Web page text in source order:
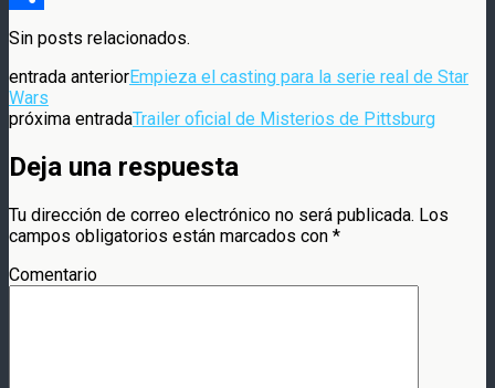
Compartir
Sin posts relacionados.
entrada anteriorEmpieza el casting para la serie real de Star
Wars
próxima entradaTrailer oficial de Misterios de Pittsburg
Deja una respuesta
Tu dirección de correo electrónico no será publicada. Los
campos obligatorios están marcados con *
Comentario